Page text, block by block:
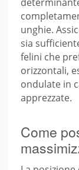
unghie.
sia
felini che
orizzontali,
ondulate in
apprezzate.
Come